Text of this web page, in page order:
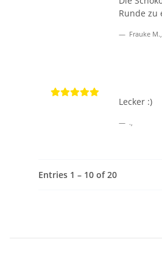
Runde zu
Frauke
Lecker :)
.,
Entries 1 – 10 of 20